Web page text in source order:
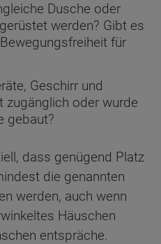
Dusche oder
werden? Gibt es
für
Geschirr und
zugänglich oder wurde
gebaut?
dass genügend Platz
die genannten
werden, auch wenn
Häuschen
entspräche.